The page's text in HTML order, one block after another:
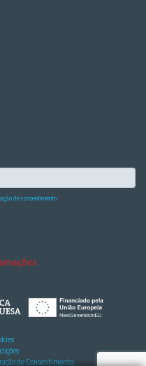
de consentimento*
de Consentimento